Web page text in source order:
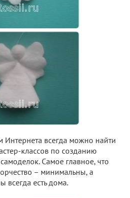
всегда можно найти
классов по созданию
Самое главное, что
– минимальны, а
всегда есть дома.